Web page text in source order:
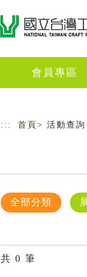
會員專區
::: 首頁 > 活動查詢
全部分類
共 0 筆